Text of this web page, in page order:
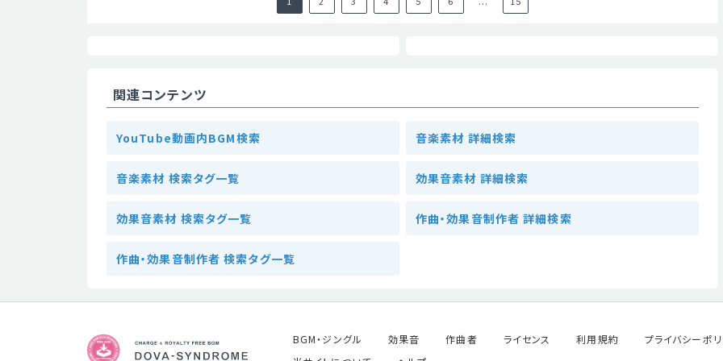
関連コンテンツ
YouTube動画内BGM検索 音楽素材 詳細検索
音楽素材 検索タグ一覧 効果音素材 詳細検索
効果音素材 検索タグ一覧 作曲・効果音制作者 詳細検索
作曲・効果音制作者 検索タグ一覧
BGM・ジングル 効果音 作曲者 ライセンス 利用規約 プライバシーポ